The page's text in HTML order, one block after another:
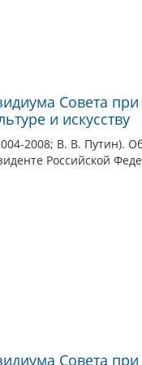
Совета
и искусству
2008; В. В. Путин).
Российской
Совета